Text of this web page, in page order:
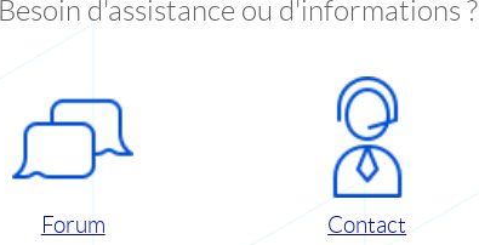
Besoin d'assistance ou d'informations ?
Forum Contact